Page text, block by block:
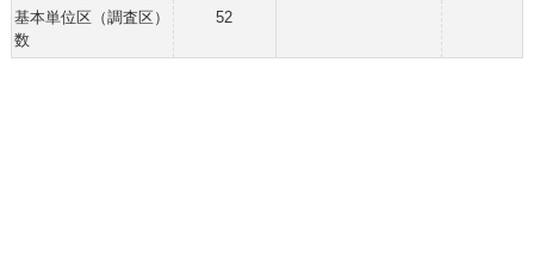
基本単位区（調査区）
数
52